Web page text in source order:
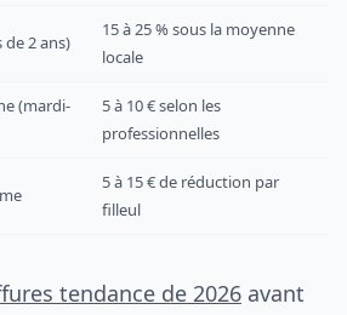
2 ans)
15 à 25 % sous la moyenne
locale
(mardi-
5 à 10 € selon les
professionnelles
5 à 15 € de réduction par
filleul
tendance de 2026 avant